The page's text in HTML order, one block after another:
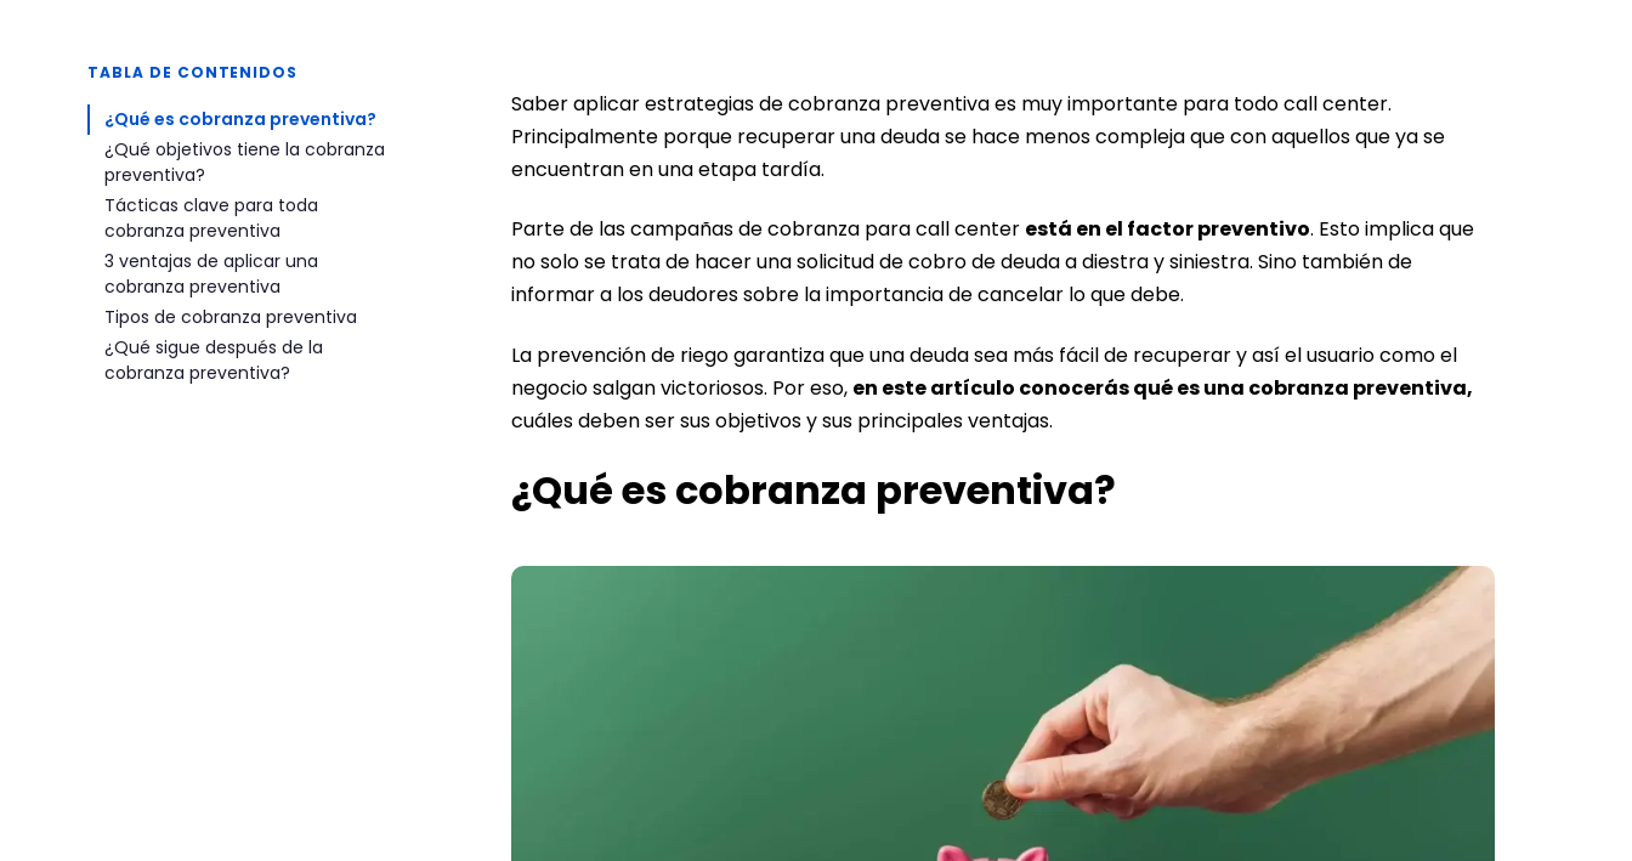
TABLA DE CONTENIDOS
¿Qué es cobranza preventiva?
¿Qué objetivos tiene la cobranza
preventiva?
Tácticas clave para toda
cobranza preventiva
3 ventajas de aplicar una
cobranza preventiva
Tipos de cobranza preventiva
¿Qué sigue después de la
cobranza preventiva?
Saber aplicar estrategias de cobranza preventiva es muy importante para todo call center.
Principalmente porque recuperar una deuda se hace menos compleja que con aquellos que ya se
encuentran en una etapa tardía.
Parte de las campañas de cobranza para call center está en el factor preventivo. Esto implica que
no solo se trata de hacer una solicitud de cobro de deuda a diestra y siniestra. Sino también de
informar a los deudores sobre la importancia de cancelar lo que debe.
La prevención de riego garantiza que una deuda sea más fácil de recuperar y así el usuario como el
negocio salgan victoriosos. Por eso, en este artículo conocerás qué es una cobranza preventiva,
cuáles deben ser sus objetivos y sus principales ventajas.
¿Qué es cobranza preventiva?